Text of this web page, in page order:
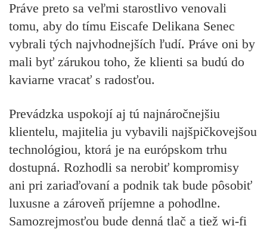
Práve preto sa veľmi starostlivo venovali
tomu, aby do tímu Eiscafe Delikana Senec
vybrali tých najvhodnejších ľudí. Práve oni by
mali byť zárukou toho, že klienti sa budú do
kaviarne vracať s radosťou.
Prevádzka uspokojí aj tú najnáročnejšiu
klientelu, majitelia ju vybavili najšpičkovejšou
technológiou, ktorá je na európskom trhu
dostupná. Rozhodli sa nerobiť kompromisy
ani pri zariaďovaní a podnik tak bude pôsobiť
luxusne a zároveň príjemne a pohodlne.
Samozrejmosťou bude denná tlač a tiež wi-fi